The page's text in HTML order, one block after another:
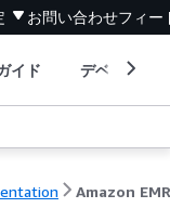
お問い合わせフィー
イド デベロッパ